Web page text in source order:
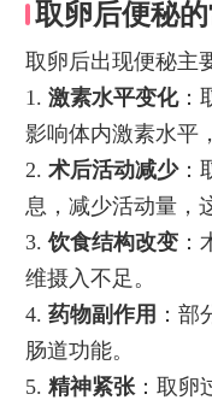
取卵后便秘
取卵后出现便秘主
1. 激素水平变化：
影响体内激素水平
2. 术后活动减少：
息，减少活动量，
3.饮食结构改变：
维摄入不足。
4. 药物副作用 ：
肠道功能。
5. 精神紧张：取卵